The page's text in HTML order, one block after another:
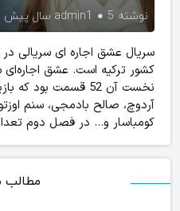
نوشته admin1 5 سال پیش
سریال عشق اجاره ای سریالی
کشور ترکیه است. عشق
نخست آن 52 قسمت بود
آردوچ، صالح بادمجی، سنم
کومباسار و… در فصل دوم